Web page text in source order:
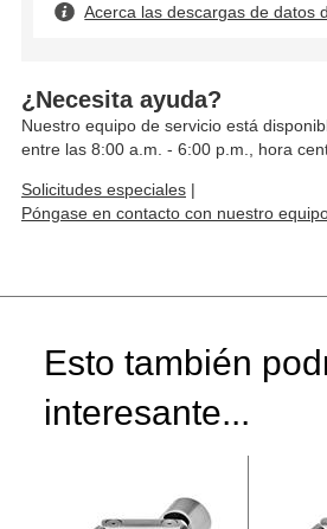
Acerca las descargas de datos
¿Necesita ayuda?
Nuestro equipo de servicio está
entre las 8:00 a.m. - 6:00 p.m., hora
Solicitudes especiales |
Póngase en contacto con nuestro
Esto también
interesante...